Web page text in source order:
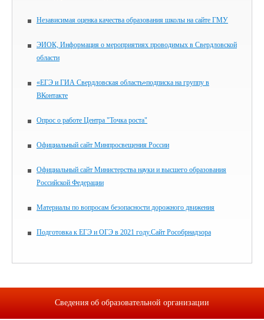
Независимая оценка качества образования школы на сайте ГМУ
ЭИОК, Информация о мероприятиях проводимых в Свердловской
области
«ЕГЭ и ГИА Свердловская область»подписка на группу в
ВКонтакте
Опрос о работе Центра "Точка роста"
Официальный сайт Минпросвещения России
Официальный сайт Министерства науки и высшего образования
Российской Федерации
Материалы по вопросам безопасности дорожного движения
Подготовка к ЕГЭ и ОГЭ в 2021 году.Сайт Рособрнадзора
Сведения об образовательной организации